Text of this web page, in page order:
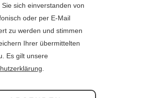
sich einverstanden von
oder per E-Mail
zu werden und stimmen
Ihrer übermittelten
Es gilt unsere